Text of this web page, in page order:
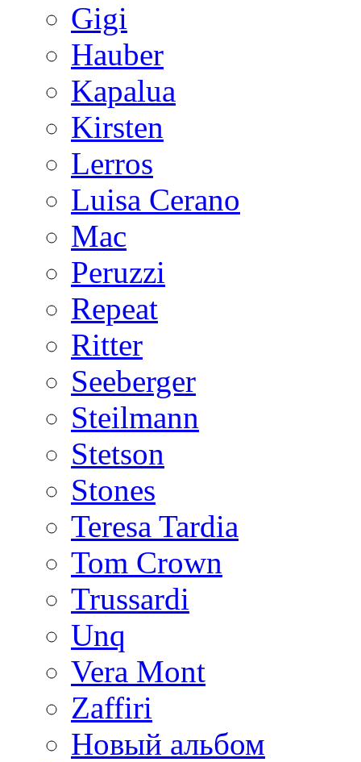
Gigi
Hauber
Kapalua
Kirsten
Lerros
Luisa Cerano
Mac
Peruzzi
Repeat
Ritter
Seeberger
Steilmann
Stetson
Stones
Teresa Tardia
Tom Crown
Trussardi
Unq
Vera Mont
Zaffiri
Новый альбом